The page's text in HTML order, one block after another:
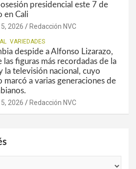
presidencial este 7 de
en Cali
2026 Redacción NVC
VARIEDADES
despide a Alfonso Lizarazo,
las figuras más recordadas de la
la televisión nacional, cuyo
marcó a varias generaciones de
2026 Redacción NVC